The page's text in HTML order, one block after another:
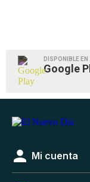
DISPONIBLE EN
Google
Mi cuenta